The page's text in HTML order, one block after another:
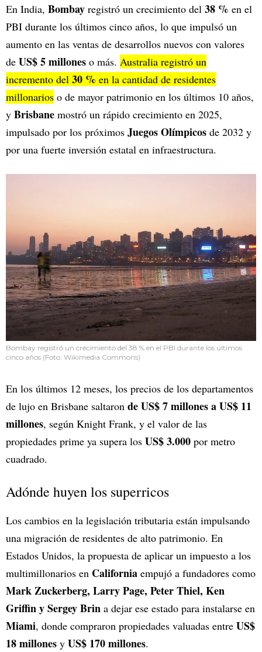
En India, Bombay registró un crecimiento del 38 % en el
PBI durante los últimos cinco años, lo que impulsó un
aumento en las ventas de desarrollos nuevos con valores
de US$ 5 millones o más. Australia registró un
incremento del 30 % en la cantidad de residentes
millonarios o de mayor patrimonio en los últimos 10 años,
y Brisbane mostró un rápido crecimiento en 2025,
impulsado por los próximos Juegos Olímpicos de 2032 y
por una fuerte inversión estatal en infraestructura.
Bombay registró un crecimiento del 38 % en el PBI durante los últimos
cinco años (Foto: Wikimedia Commons)
En los últimos 12 meses, los precios de los departamentos
de lujo en Brisbane saltaron deUS$ 7 millones a US$ 11
millones, según Knight Frank, y el valor de las
propiedades prime ya supera los US$ 3.000 por metro
cuadrado.
Adónde huyen los superricos
Los cambios en la legislación tributaria están impulsando
una migración de residentes de alto patrimonio. En
Estados Unidos, la propuesta de aplicar un impuesto a los
multimillonarios en California empujó a fundadores como
Mark Zuckerberg, Larry Page, Peter Thiel, Ken
Griffin y Sergey Brin a dejar ese estado para instalarse en
Miami, donde compraron propiedades valuadas entre US$
18 millones y US$ 170 millones.